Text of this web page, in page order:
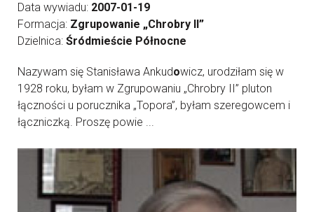
Data wywiadu: 2007-01-19
Formacja: Zgrupowanie „Chrobry II”
Dzielnica: Śródmieście Północne
Nazywam się Stanisława Ankudowicz, urodziłam się w
1928 roku, byłam w Zgrupowaniu „Chrobry II” pluton
łączności u porucznika „Topora”, byłam szeregowcem i
łączniczką. Proszę powie ...